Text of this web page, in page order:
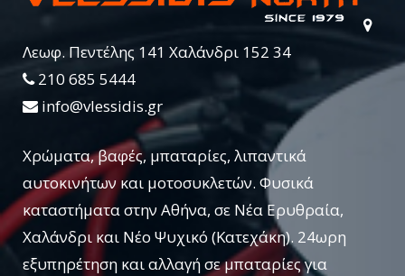
Λεωφ. Πεντέλης 141 Χαλάνδρι 152 34
210 685 5444
info@vlessidis.gr
Χρώματα, βαφές, μπαταρίες, λιπαντικά
αυτοκινήτων και μοτοσυκλετών. Φυσικά
καταστήματα στην Αθήνα, σε Νέα Ερυθραία,
Χαλάνδρι και Νέο Ψυχικό (Κατεχάκη). 24ωρη
εξυπηρέτηση και αλλαγή σε μπαταρίες για